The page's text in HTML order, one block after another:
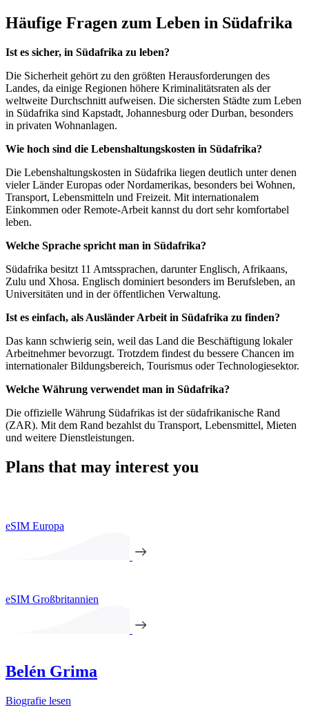
Häufige Fragen zum Leben in Südafrika
Ist es sicher, in Südafrika zu leben?
Die Sicherheit gehört zu den größten Herausforderungen des
Landes, da einige Regionen höhere Kriminalitätsraten als der
weltweite Durchschnitt aufweisen. Die sichersten Städte zum Leben
in Südafrika sind Kapstadt, Johannesburg oder Durban, besonders
in privaten Wohnanlagen.
Wie hoch sind die Lebenshaltungskosten in Südafrika?
Die Lebenshaltungskosten in Südafrika liegen deutlich unter denen
vieler Länder Europas oder Nordamerikas, besonders bei Wohnen,
Transport, Lebensmitteln und Freizeit. Mit internationalem
Einkommen oder Remote-Arbeit kannst du dort sehr komfortabel
leben.
Welche Sprache spricht man in Südafrika?
Südafrika besitzt 11 Amtssprachen, darunter Englisch, Afrikaans,
Zulu und Xhosa. Englisch dominiert besonders im Berufsleben, an
Universitäten und in der öffentlichen Verwaltung.
Ist es einfach, als Ausländer Arbeit in Südafrika zu finden?
Das kann schwierig sein, weil das Land die Beschäftigung lokaler
Arbeitnehmer bevorzugt. Trotzdem findest du bessere Chancen im
internationaler Bildungsbereich, Tourismus oder Technologiesektor.
Welche Währung verwendet man in Südafrika?
Die offizielle Währung Südafrikas ist der südafrikanische Rand
(ZAR). Mit dem Rand bezahlst du Transport, Lebensmittel, Mieten
und weitere Dienstleistungen.
Plans that may interest you
eSIM Europa
eSIM Großbritannien
Belén Grima
Biografie lesen